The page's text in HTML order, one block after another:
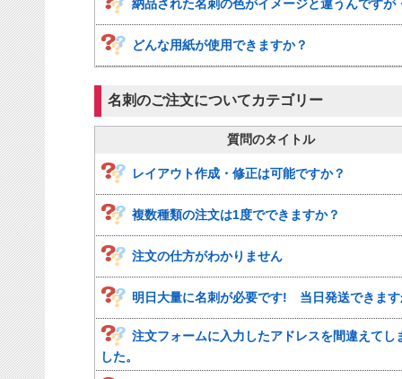
納品された名刺の色がイメージと違うんですが
どんな用紙が使用できますか？
名刺のご注文についてカテゴリー
質問のタイトル
レイアウト作成・修正は可能ですか？
複数種類の注文は1度でできますか？
注文の仕方がわかりません
明日大量に名刺が必要です! 当日発送できま
注文フォームに入力したアドレスを間違えてし
した。